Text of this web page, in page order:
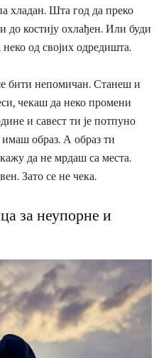
хладан. Шта год да преко
костију охлађен. Или буди
од својих одредишта.
бити непомичан. Станеш и
чекаш да неко промени
и савест ти је потпуно
образ. А образ ти
да не мрдаш са места.
Зато се не чека.
за неупорне и